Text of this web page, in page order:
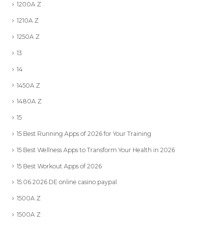
1200A Z
1210A Z
1250A Z
13
14
1450A Z
1480A Z
15
15 Best Running Apps of 2026 for Your Training
15 Best Wellness Apps to Transform Your Health in 2026
15 Best Workout Apps of 2026
15.06.2026 DE online casino paypal
1500A Z
1500A Z